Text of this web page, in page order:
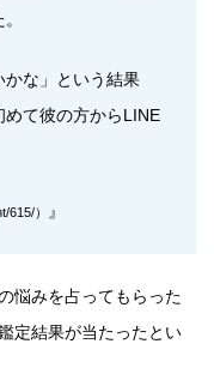
かな」という結果
て彼の方からLINE
615/） 』
悩みを占ってもらった
定結果が当たったとい